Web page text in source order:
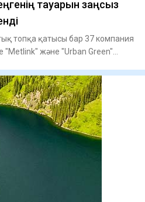
тауарын заңсыз
топқа қатысы бар 37 компания
"Metlink" және "Urban Green"